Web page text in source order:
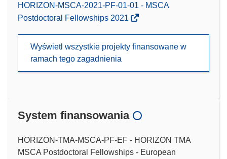
HORIZON-MSCA-2021-PF-01-01 - MSCA
Postdoctoral Fellowships 2021
Wyświetl wszystkie projekty finansowane w
ramach tego zagadnienia
System finansowania
HORIZON-TMA-MSCA-PF-EF - HORIZON TMA
MSCA Postdoctoral Fellowships - European